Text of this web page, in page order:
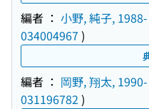
編者 ： 小野, 純子, 1988-
034004967 )
編者 ： 岡野, 翔太, 1990-
031196782 )